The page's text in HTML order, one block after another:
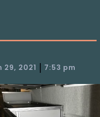
29, 2021 7:53 pm